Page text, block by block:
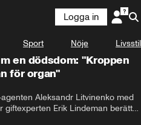
Logga in
Sport Nöje Livsstil
en dödsdom: "Kroppen
för organ"
Aleksandr Litvinenko med
giftexperten Erik Lindeman berätta